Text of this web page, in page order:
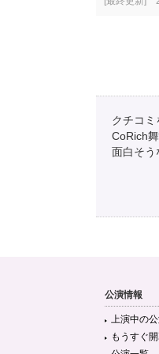
クチコミ
CoRich
面白そう
公演情報
上演中の
もうすぐ